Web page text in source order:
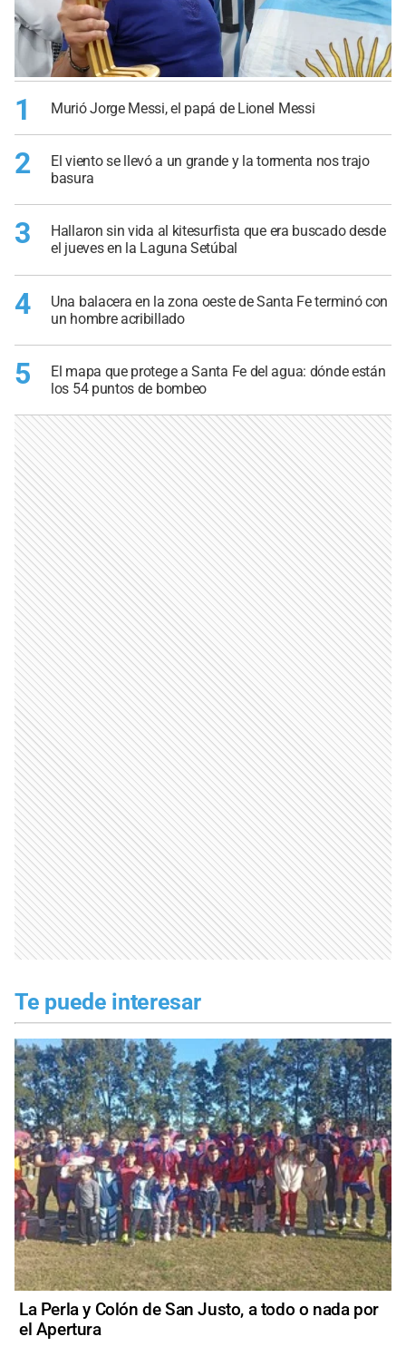
1 Murió Jorge Messi, el papá de Lionel Messi
2
El viento se llevó a un grande y la tormenta nos trajo
basura
3
Hallaron sin vida al kitesurfista que era buscado desde
el jueves en la Laguna Setúbal
4
Una balacera en la zona oeste de Santa Fe terminó con
un hombre acribillado
5
El mapa que protege a Santa Fe del agua: dónde están
los 54 puntos de bombeo
Te puede interesar
La Perla y Colón de San Justo, a todo o nada por
el Apertura